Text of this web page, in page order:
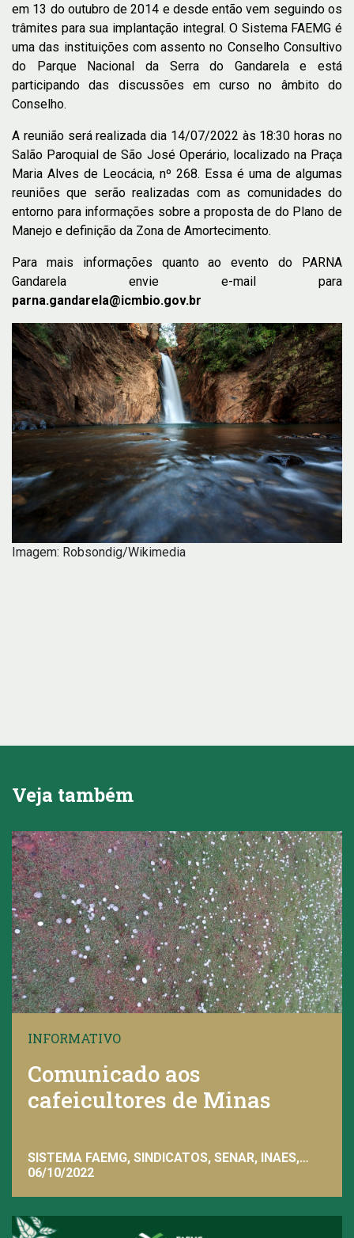
em 13 do outubro de 2014 e desde então vem seguindo os
trâmites para sua implantação integral. O Sistema FAEMG é
uma das instituições com assento no Conselho Consultivo
do Parque Nacional da Serra do Gandarela e está
participando das discussões em curso no âmbito do
Conselho.
A reunião será realizada dia 14/07/2022 às 18:30 horas no
Salão Paroquial de São José Operário, localizado na Praça
Maria Alves de Leocácia, nº 268. Essa é uma de algumas
reuniões que serão realizadas com as comunidades do
entorno para informações sobre a proposta de do Plano de
Manejo e definição da Zona de Amortecimento.
Para mais informações quanto ao evento do PARNA
Gandarela envie e-mail para
parna.gandarela@icmbio.gov.br
Imagem: Robsondig/Wikimedia
Veja também
INFORMATIVO
Comunicado aos
cafeicultores de Minas
SISTEMA FAEMG, SINDICATOS, SENAR, INAES,
FAEMG
06/10/2022